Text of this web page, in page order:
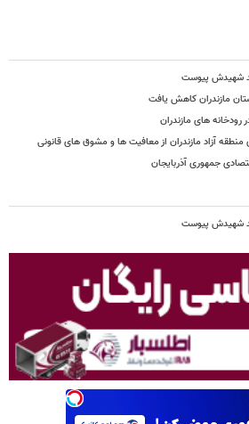
شهیدش پیوست
مازندران کاهش یافت
منطقه آزاد مازندران از معافیت ها و مشوق های قانونی
جمهوری آذربایجان
شهیدش پیوست